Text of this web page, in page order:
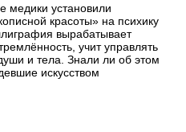
медики установили
красоты» на психику
вырабатывает
учит управлять
и тела. Знали ли об этом
искусством